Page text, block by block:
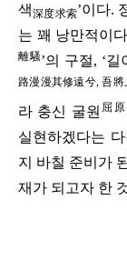
색深度求索’이다.
는 꽤 낭만적이
離騷’의 구절, ‘
路漫漫其修遠兮, 吾
라 충신 굴원 屈原
실현하겠다는
지 바칠 준비가
재가 되고자 한